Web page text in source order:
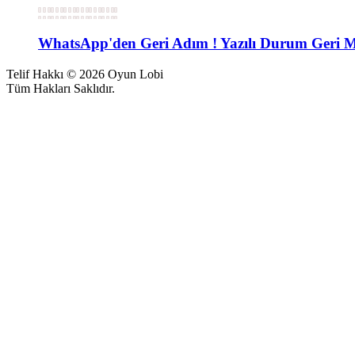
WhatsApp'den Geri Adım ! Yazılı Durum Geri
Telif Hakkı © 2026 Oyun Lobi
Tüm Hakları Saklıdır.